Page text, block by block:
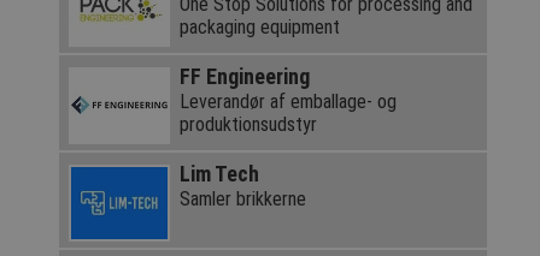
packaging equipment
FF Engineering
Leverandør af emballage- og
produktionsudstyr
Lim Tech
Samler brikkerne